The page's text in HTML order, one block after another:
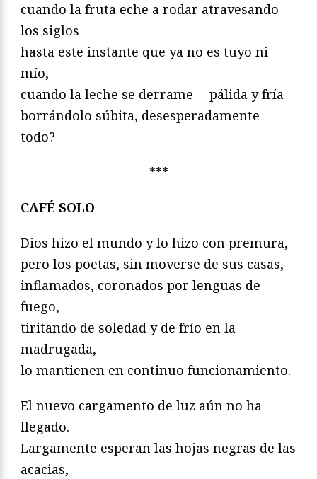
cuando la fruta eche a rodar atravesando
los siglos
hasta este instante que ya no es tuyo ni
mío,
cuando la leche se derrame —pálida y fría—
borrándolo súbita, desesperadamente
todo?
***
CAFÉ SOLO
Dios hizo el mundo y lo hizo con premura,
pero los poetas, sin moverse de sus casas,
inflamados, coronados por lenguas de
fuego,
tiritando de soledad y de frío en la
madrugada,
lo mantienen en continuo funcionamiento.
El nuevo cargamento de luz aún no ha
llegado.
Largamente esperan las hojas negras de las
acacias,